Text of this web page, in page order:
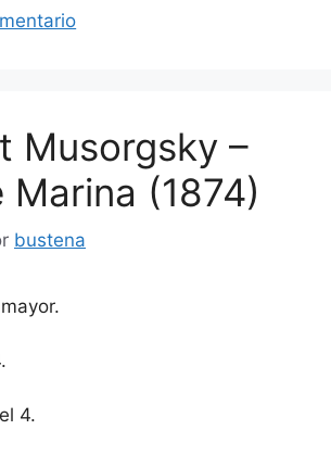
Musorgsky –
Marina (1874)
bustena
4.